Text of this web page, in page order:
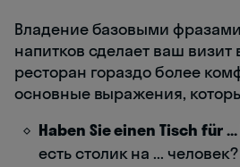
Владение базовыми
напитков сделает ваш
ресторан гораздо более
основные выражения,
Haben Sie einen Tisch für
есть столик на ... человек?